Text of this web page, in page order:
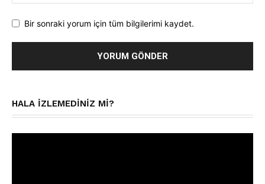
Bir sonraki yorum için tüm bilgilerimi kaydet.
HALA IZLEMEDINIZ MI?